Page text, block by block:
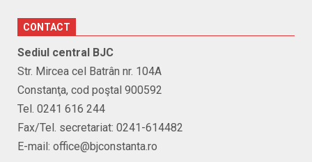
CONTACT
Sediul central BJC
Str. Mircea cel Batrân nr. 104A
Constanţa, cod poştal 900592
Tel. 0241 616 244
Fax/Tel. secretariat: 0241-614482
E-mail: office@bjconstanta.ro